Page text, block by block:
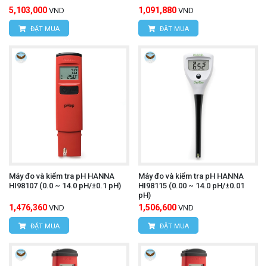
5,103,000 VND
ĐẶT MUA
1,091,880 VND
ĐẶT MUA
Máy đo và kiểm tra pH HANNA
HI98107 (0.0 ~ 14.0 pH/±0.1 pH)
1,476,360 VND
ĐẶT MUA
Máy đo và kiểm tra pH HANNA
HI98115 (0.00 ~ 14.0 pH/±0.01
pH)
1,506,600 VND
ĐẶT MUA